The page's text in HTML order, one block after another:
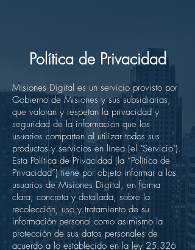
Política de Privacidad
Misiones Digital es un servicio provisto por
Gobierno de Misiones y sus subsidiarias,
que valoran y respetan la privacidad y
seguridad de la información que los
usuarios comparten al utilizar todos sus
productos y servicios en línea (el "Servicio").
Esta Política de Privacidad (la “Política de
Privacidad”) tiene por objeto informar a los
usuarios de Misiones Digital, en forma
clara, concreta y detallada, sobre la
recolección, uso y tratamiento de su
información personal como asimismo la
protección de sus datos personales de
acuerdo a lo establecido en la ley 25.326